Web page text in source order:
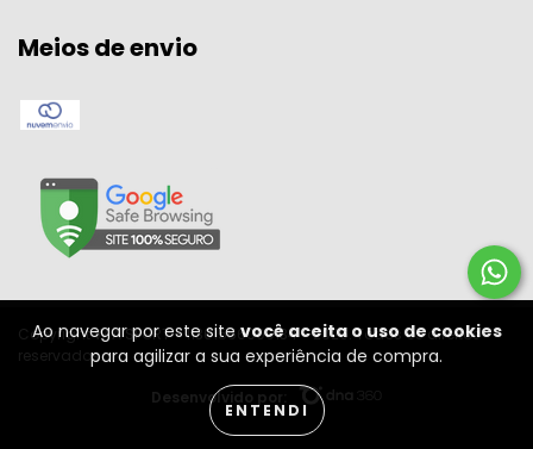
Ao navegar por este sitevocê aceita o uso de cookies
para agilizar a sua experiência de compra.
ENTENDI
Meios de envio
Copyright W A SPORT - 11301556000134 - 2026. Todos os direitos
reservados.
Desenvolvido por: